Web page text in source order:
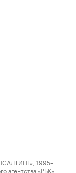
1995–
агентства «РБК»